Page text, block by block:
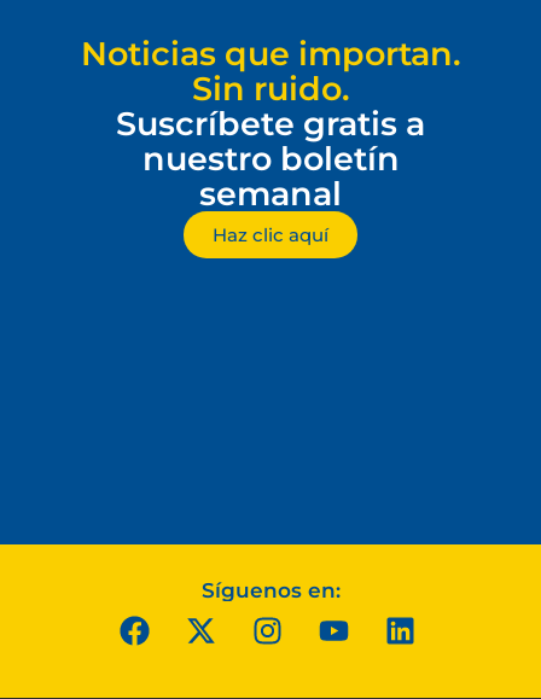
Noticias que importan.
Sin ruido.
Suscríbete gratis a
nuestro boletín
semanal
Haz clic aquí
Síguenos en: